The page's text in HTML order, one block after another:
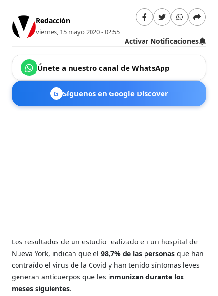
Redacción
viernes, 15 mayo 2020 - 02:55
Activar Notificaciones
Únete a nuestro canal de WhatsApp
G Síguenos en Google Discover
Los resultados de un estudio realizado en un hospital de
Nueva York, indican que el98,7% de las personasque han
contraído el virus de la Covid y han tenido síntomas leves
generan anticuerpos que les inmunizan durante los
meses siguientes.